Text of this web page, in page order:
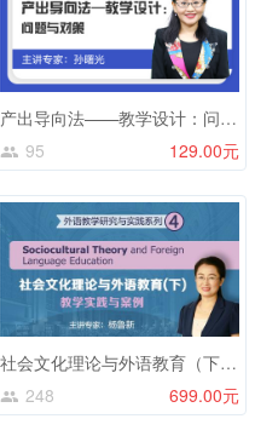
产出导向法——教学设计：问题与对策
95
129.00元
社会文化理论与外语教育（下）：教学实践与案例
248
699.00元